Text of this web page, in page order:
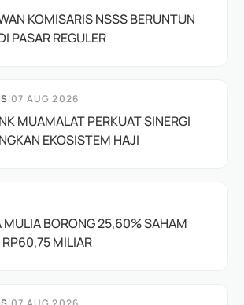
KOMISARIS NSSS BERUNTUN
PASAR REGULER
|07 AUG 2026
MUAMALAT PERKUAT SINERGI
EKOSISTEM HAJI
MULIA BORONG 25,60% SAHAM
MILIAR